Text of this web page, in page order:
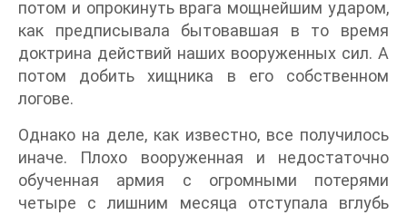
потом и опрокинуть врага мощнейшим ударом,
как предписывала бытовавшая в то время
доктрина действий наших вооруженных сил. А
потом добить хищника в его собственном
логове.
Однако на деле, как известно, все получилось
иначе. Плохо вооруженная и недостаточно
обученная армия с огромными потерями
четыре с лишним месяца отступала вглубь